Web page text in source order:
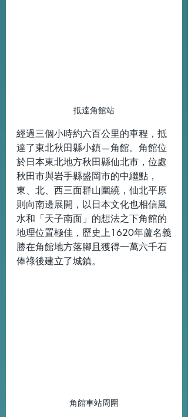
抵達角館站
經過三個小時約六百公里的車程，抵
達了東北秋田縣小鎮—角館。角館位
於日本東北地方秋田縣仙北市，位處
秋田市與岩手縣盛岡市的中繼點，
東、北、西三面群山圍繞，仙北平原
則向南邊展開，以日本文化也相信風
水和「天子南面」的想法之下角館的
地理位置極佳，歷史上1620年蘆名義
勝在角館地方落腳且獲得一萬六千石
俸祿後建立了城鎮。
角館車站周圍